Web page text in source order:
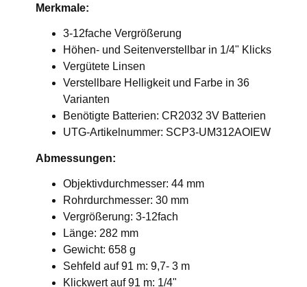
Merkmale:
3-12fache Vergrößerung
Höhen- und Seitenverstellbar in 1/4" Klicks
Vergütete Linsen
Verstellbare Helligkeit und Farbe in 36
Varianten
Benötigte Batterien: CR2032 3V Batterien
UTG-Artikelnummer: SCP3-UM312AOIEW
Abmessungen:
Objektivdurchmesser: 44 mm
Rohrdurchmesser: 30 mm
Vergrößerung: 3-12fach
Länge: 282 mm
Gewicht: 658 g
Sehfeld auf 91 m: 9,7- 3 m
Klickwert auf 91 m: 1/4"